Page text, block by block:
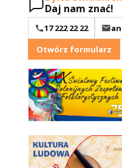
Daj nam znać!
17 222 22 22
Otwórz formularz